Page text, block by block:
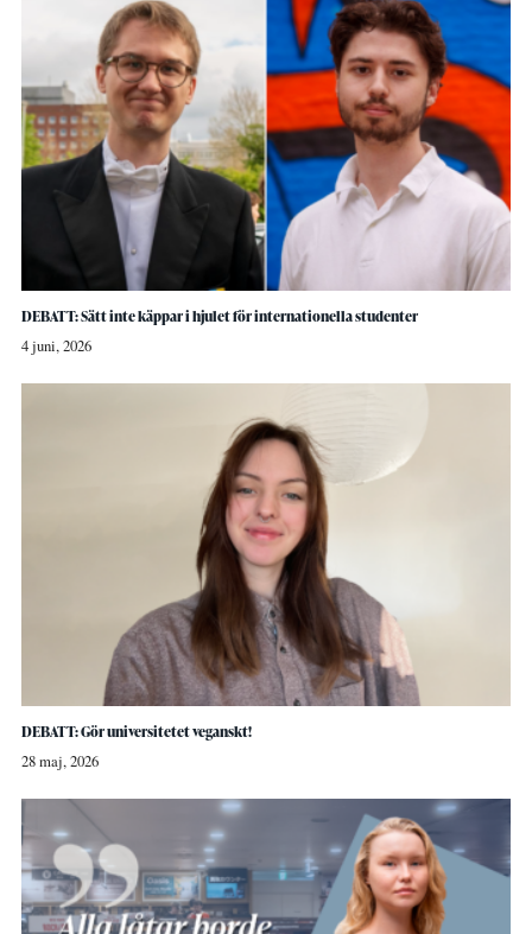
DEBATT: Sätt inte käppar i hjulet för internationella studenter
4 juni, 2026
DEBATT: Gör universitetet veganskt!
28 maj, 2026